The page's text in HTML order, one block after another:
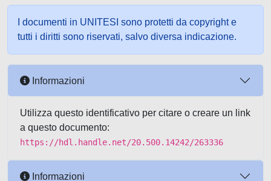
I documenti in UNITESI sono protetti da copyright e
tutti i diritti sono riservati, salvo diversa indicazione.
Informazioni
Utilizza questo identificativo per citare o creare un link
a questo documento:
https://hdl.handle.net/20.500.14242/263336
Informazioni